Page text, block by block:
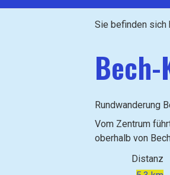
Sie befinden sich
Rundwanderung
Vom Zentrum
oberhalb von
Distanz